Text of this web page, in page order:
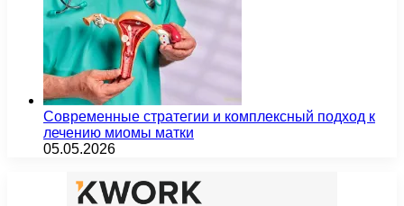
Современные стратегии и комплексный подход к
лечению миомы матки
05.05.2026